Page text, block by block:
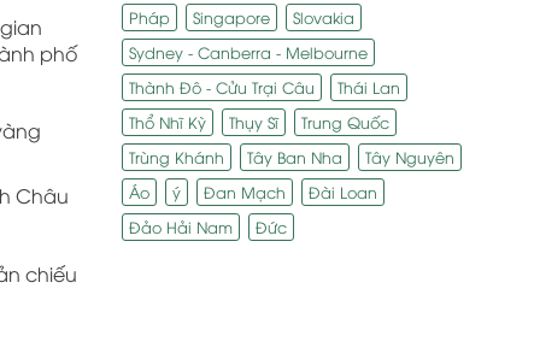
phố
Châu
chiếu
Pháp
Singapore
Slovakia
Sydney - Canberra - Melbourne
Thành Đô - Cửu Trại Câu
Thái Lan
Thổ Nhĩ Kỳ
Thụy Sĩ
Trung Quốc
Trùng Khánh
Tây Ban Nha
Tây Nguyên
Áo
ý Đan Mạch
Đài Loan
Đảo Hải Nam
Đức